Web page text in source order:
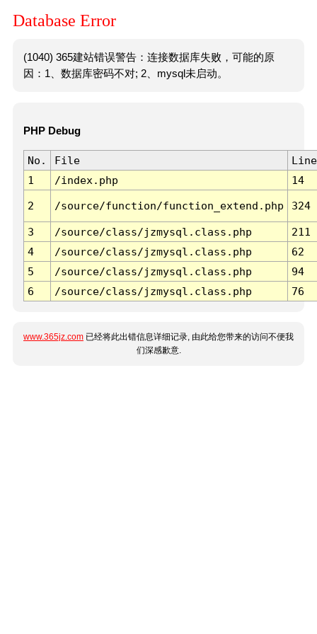
Database Error
(1040) 365建站错误警告：连接数据库失败，可能的原
因：1、数据库密码不对; 2、mysql未启动。
PHP Debug
No. File
Line
1
/index.php 14
2 /source/function/function_extend.php 324
3 /source/class/jzmysql.class.php
211
4
/source/class/jzmysql.class.php
62
5
/source/class/jzmysql.class.php
94
6
/source/class/jzmysql.class.php 76
www.365jz.com 已经将此出错信息详细记录, 由此给您带来的访问不便我
们深感歉意.